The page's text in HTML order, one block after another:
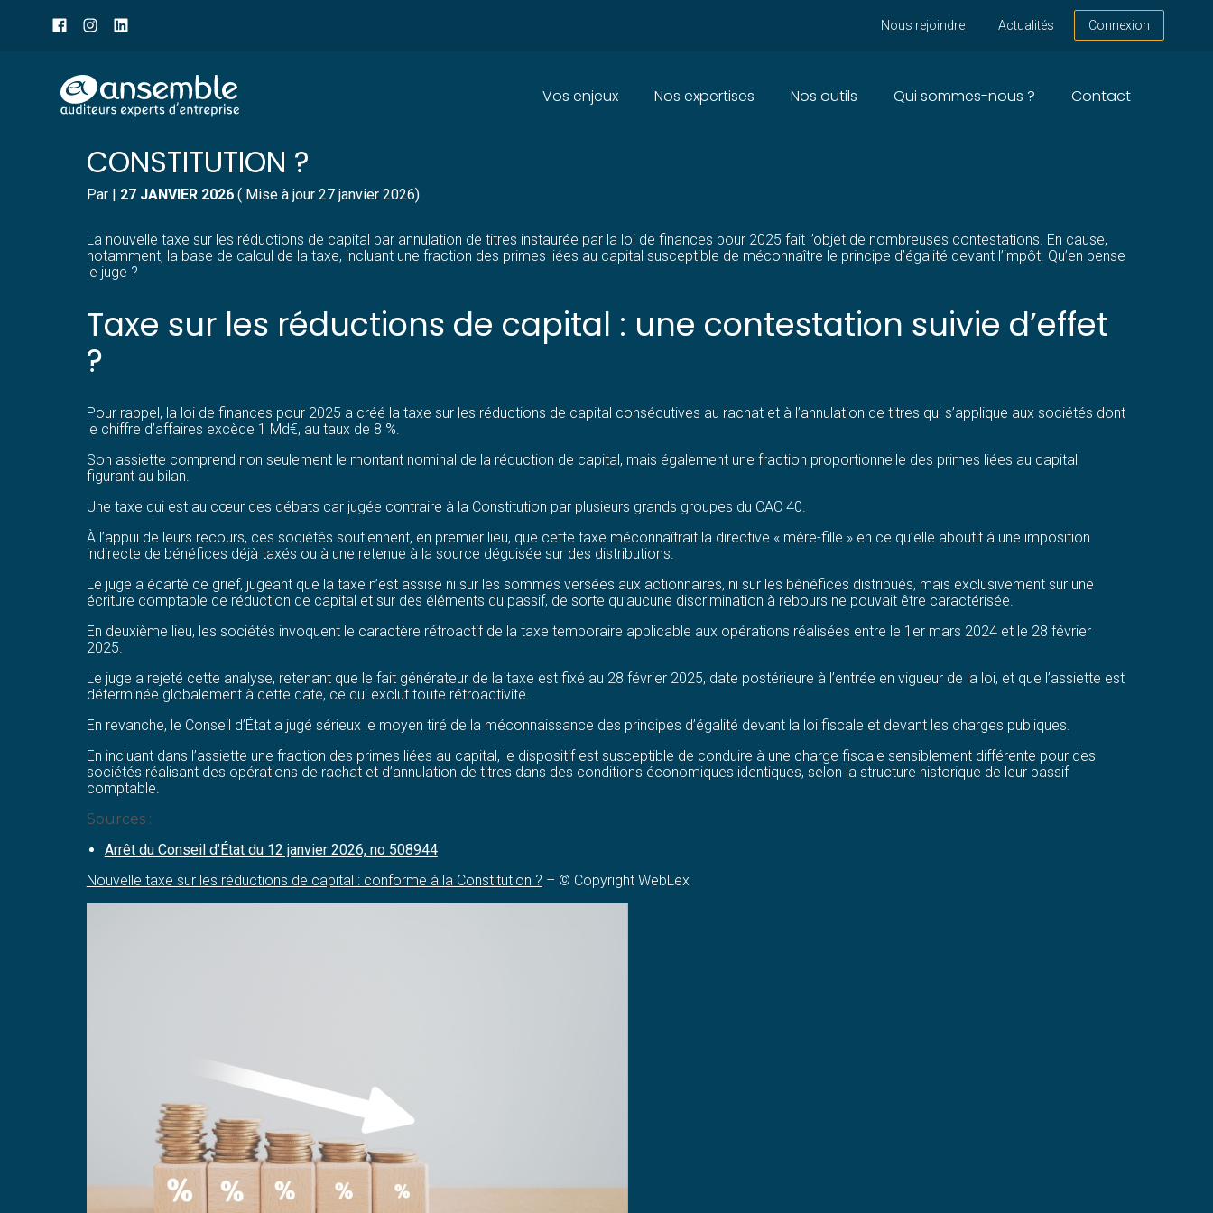
header
Nous rejoindre Actualités Connexion
Aller
au
Principal
Vos enjeux Nos expertises Nos outils Qui sommes-nous ? Contact
NOUVELLE TAXE SUR LES RÉDUCTIONS DE CAPITAL : CONFORME À LA
CONSTITUTION ?
Par | 27 JANVIER 2026( Mise à jour 27 janvier 2026)
La nouvelle taxe sur les réductions de capital par annulation de titres instaurée par la loi de finances pour 2025 fait l’objet de nombreuses contestations. En cause,
notamment, la base de calcul de la taxe, incluant une fraction des primes liées au capital susceptible de méconnaître le principe d’égalité devant l’impôt. Qu’en pense
le juge ?
Taxe sur les réductions de capital : une contestation suivie d’effet
?
Pour rappel, la loi de finances pour 2025 a créé la taxe sur les réductions de capital consécutives au rachat et à l’annulation de titres qui s’applique aux sociétés dont
le chiffre d’affaires excède 1 Md€, au taux de 8 %.
Son assiette comprend non seulement le montant nominal de la réduction de capital, mais également une fraction proportionnelle des primes liées au capital
figurant au bilan.
Une taxe qui est au cœur des débats car jugée contraire à la Constitution par plusieurs grands groupes du CAC 40.
À l’appui de leurs recours, ces sociétés soutiennent, en premier lieu, que cette taxe méconnaîtrait la directive « mère-fille » en ce qu’elle aboutit à une imposition
indirecte de bénéfices déjà taxés ou à une retenue à la source déguisée sur des distributions.
Le juge a écarté ce grief, jugeant que la taxe n’est assise ni sur les sommes versées aux actionnaires, ni sur les bénéfices distribués, mais exclusivement sur une
écriture comptable de réduction de capital et sur des éléments du passif, de sorte qu’aucune discrimination à rebours ne pouvait être caractérisée.
En deuxième lieu, les sociétés invoquent le caractère rétroactif de la taxe temporaire applicable aux opérations réalisées entre le 1er mars 2024 et le 28 février
2025.
Le juge a rejeté cette analyse, retenant que le fait générateur de la taxe est fixé au 28 février 2025, date postérieure à l’entrée en vigueur de la loi, et que l’assiette est
déterminée globalement à cette date, ce qui exclut toute rétroactivité.
En revanche, le Conseil d’État a jugé sérieux le moyen tiré de la méconnaissance des principes d’égalité devant la loi fiscale et devant les charges publiques.
En incluant dans l’assiette une fraction des primes liées au capital, le dispositif est susceptible de conduire à une charge fiscale sensiblement différente pour des
sociétés réalisant des opérations de rachat et d’annulation de titres dans des conditions économiques identiques, selon la structure historique de leur passif
comptable.
Sources :
Arrêt du Conseil d’État du 12 janvier 2026, no 508944
Nouvelle taxe sur les réductions de capital : conforme à la Constitution ? – © Copyright WebLex